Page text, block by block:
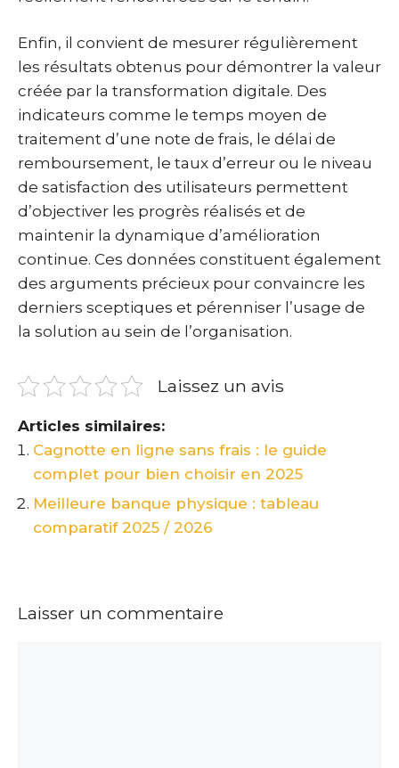
Enfin, il convient de mesurer régulièrement
les résultats obtenus pour démontrer la valeur
créée par la transformation digitale. Des
indicateurs comme le temps moyen de
traitement d’une note de frais, le délai de
remboursement, le taux d’erreur ou le niveau
de satisfaction des utilisateurs permettent
d’objectiver les progrès réalisés et de
maintenir la dynamique d’amélioration
continue. Ces données constituent également
des arguments précieux pour convaincre les
derniers sceptiques et pérenniser l’usage de
la solution au sein de l’organisation.
Laissez un avis
Articles similaires:
Cagnotte en ligne sans frais : le guide
complet pour bien choisir en 2025
Meilleure banque physique : tableau
comparatif 2025 / 2026
Laisser un commentaire